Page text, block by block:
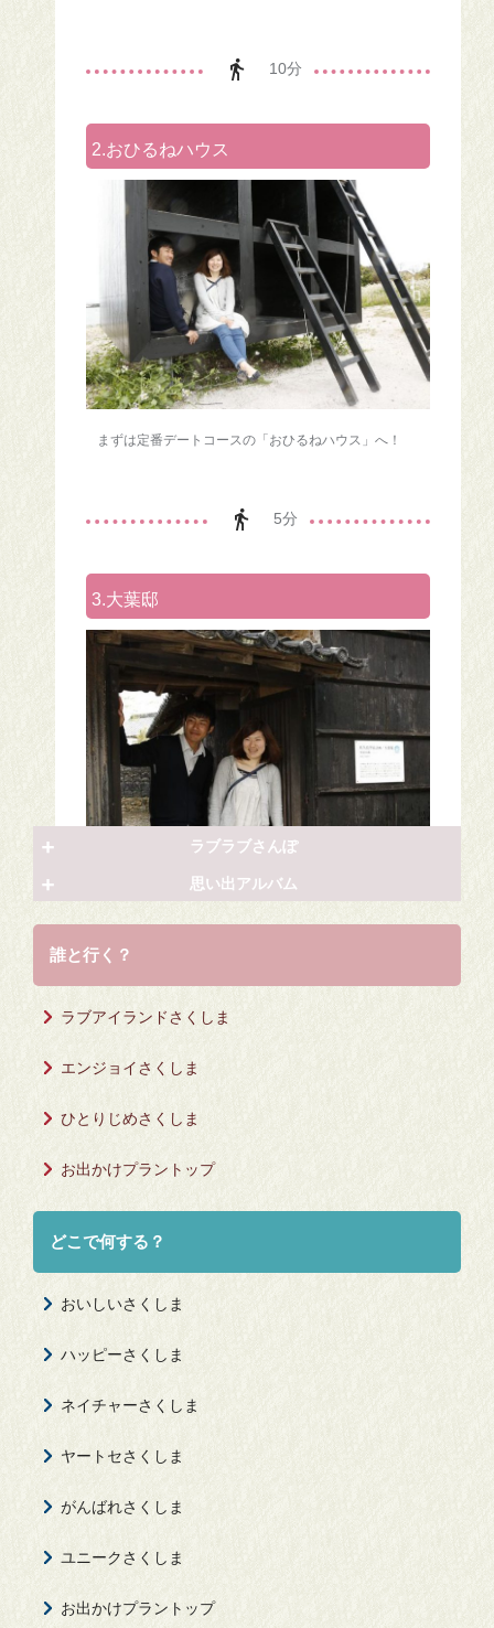
10分
2.おひるねハウス
まずは定番デートコースの「おひるねハウス」へ！
5分
3.大葉邸
「大葉邸」の前にたたずめば、ちょっとクラシカルな
で絵になっちゃう。
ラブラブさんぽ
思い出アルバム
誰と行く？
ラブアイランドさくしま
エンジョイさくしま
ひとりじめさくしま
お出かけプラントップ
どこで何する？
おいしいさくしま
ハッピーさくしま
ネイチャーさくしま
ヤートセさくしま
がんばれさくしま
ユニークさくしま
お出かけプラントップ